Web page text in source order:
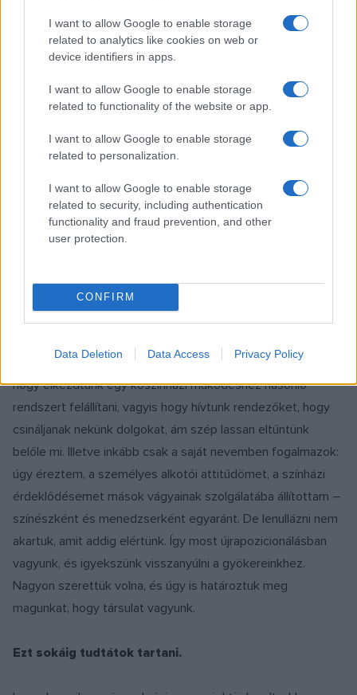
I want to allow Google to enable storage
related to analytics like cookies on web or
device identifiers in apps.
I want to allow Google to enable storage
related to functionality of the website or app.
I want to allow Google to enable storage
related to personalization.
I want to allow Google to enable storage
related to security, including authentication
functionality and fraud prevention, and other
user protection.
CONFIRM
Data Deletion Data Access Privacy Policy
kellett gondolni ezt az egészet?
tudom elengedni. Rengeteg energiát fektettünk bele. Ha
most azt mondanám, hogy ennyi volt, akkor meg kellene
küzdenem a hiábavalóság gondolatával. Fiatalon
világmegváltó törekvésekkel, hatalmas álmokkal, lendülettel
indultunk. Voltak ideáljaink, amelyek részben igazolódtak,
másokról kiderült, hogy a mindennapokban nem működnek.
Az utóbbi időben sokat kertészkedek, és a növényeknél
rendezőket hívni, születtek nagyon izgalmas produkciók,
fejlődünk színészként, alkotóként. Ez idővel oda vezetett,
hogy elkezdtünk egy kőszínházi működéshez hasonló
rendszert felállítani, vagyis hogy hívtunk rendezőket, hogy
csináljanak nekünk dolgokat, ám szép lassan eltűntünk
belőle mi. Illetve inkább csak a saját nevemben fogalmazok:
úgy éreztem, a személyes alkotói attitűdömet, a színházi
érdeklődésemet mások vágyainak szolgálatába állítottam –
színészként és menedzserként egyaránt. De lenullázni nem
akartuk, amit addig elértünk. Így most újrapozicionálásban
vagyunk, és igyekszünk visszanyúlni a gyökereinkhez.
Nagyon szerettük volna, és úgy is határoztuk meg
magunkat, hogy társulat vagyunk.
Ezt sokáig tudtátok tartani.